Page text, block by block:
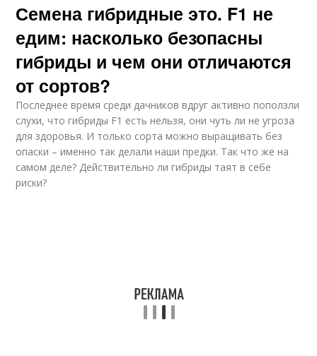
Семена гибридные это. F1 не
едим: насколько безопасны
гибриды и чем они отличаются
от сортов?
Последнее время среди дачников вдруг активно поползли
слухи, что гибриды F1 есть нельзя, они чуть ли не угроза
для здоровья. И только сорта можно выращивать без
опаски – именно так делали наши предки. Так что же на
самом деле? Действительно ли гибриды таят в себе
риски?